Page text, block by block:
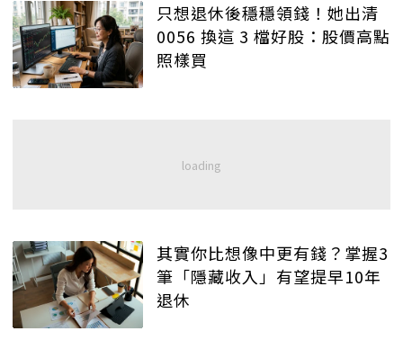
只想退休後穩穩領錢！她出清
0056 換這 3 檔好股：股價高點
照樣買
其實你比想像中更有錢？掌握3
筆「隱藏收入」有望提早10年
退休